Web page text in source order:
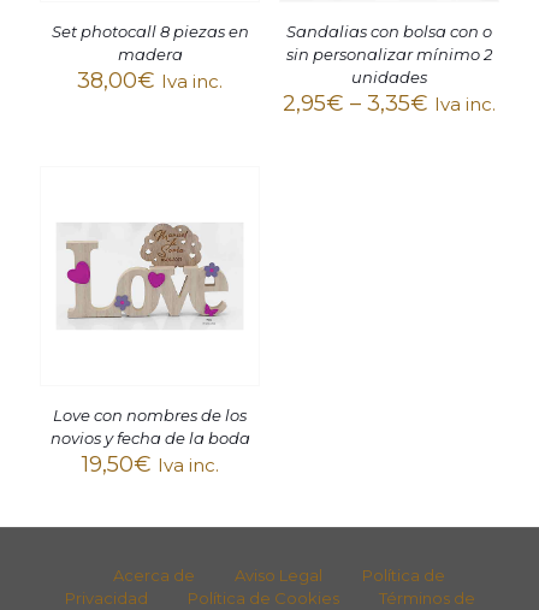
Set photocall 8 piezas en
madera
38,00€ Iva inc.
Sandalias con bolsa con o
sin personalizar mínimo 2
unidades
2,95€ – 3,35€ Iva inc.
Love con nombres de los
novios y fecha de la boda
19,50€ Iva inc.
Acerca de Aviso Legal
Política de
Privacidad
Política de Cookies
Términos de